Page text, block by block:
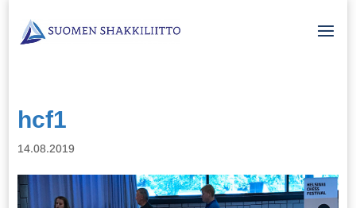
hcf1
14.08.2019